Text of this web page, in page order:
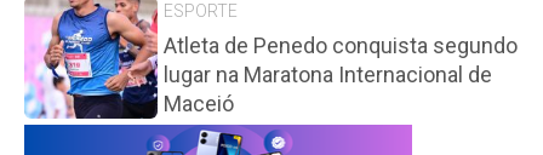
ESPORTE
Atleta de Penedo conquista segundo
lugar na Maratona Internacional de
Maceió